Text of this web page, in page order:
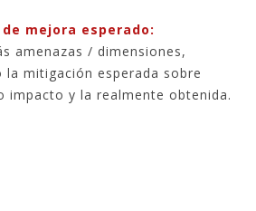
mejora esperado:
amenazas / dimensiones,
la mitigación esperada sobre
impacto y la realmente obtenida.